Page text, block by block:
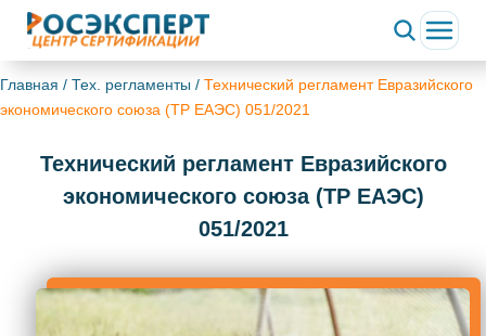
Главная / Тех. регламенты / Технический регламент Евразийского
экономического союза (ТР ЕАЭС) 051/2021
Технический регламент Евразийского
экономического союза (ТР ЕАЭС)
051/2021